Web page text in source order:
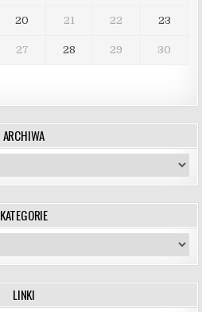
20 21 22 23
27 28 29 30
ARCHIWA
KATEGORIE
LINKI